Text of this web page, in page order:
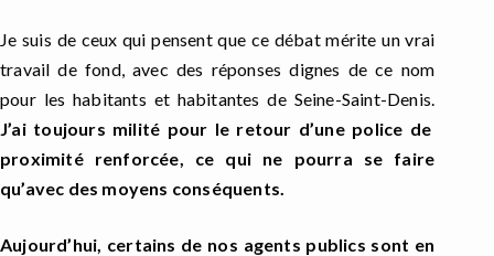
Je suis de ceux qui pensent que ce débat mérite un vrai
travail de fond, avec des réponses dignes de ce nom
pour les habitants et habitantes de Seine-Saint-Denis.
J’ai toujours milité pour le retour d’une police de
proximité renforcée, ce qui ne pourra se faire
qu’avec des moyens conséquents.
Aujourd’hui, certains de nos agents publics sont en